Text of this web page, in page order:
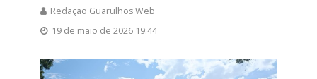
Redação Guarulhos Web
19 de maio de 2026 19:44